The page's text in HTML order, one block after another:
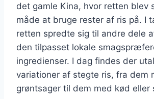
det gamle Kina, hvor retten blev
måde at bruge rester af ris på. I
retten spredte sig til andre dele
den tilpasset lokale
ingredienser. I dag findes der
variationer af stegte ris, fra dem
grøntsager til dem med kød eller